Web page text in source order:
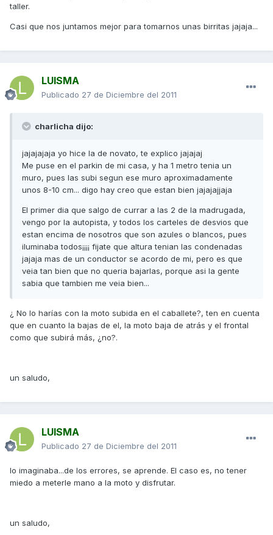
taller.
Casi que nos juntamos mejor para tomarnos unas birritas jajaja...
LUISMA
Publicado 27 de Diciembre del 2011
charlicha dijo:
jajajajaja yo hice la de novato, te explico jajajaj
Me puse en el parkin de mi casa, y ha 1 metro tenia un
muro, pues las subi segun ese muro aproximadamente
unos 8-10 cm... digo hay creo que estan bien jajajajjaja
El primer dia que salgo de currar a las 2 de la madrugada,
vengo por la autopista, y todos los carteles de desvios que
estan encima de nosotros que son azules o blancos, pues
iluminaba todos¡¡¡¡ fijate que altura tenian las condenadas
jajaja mas de un conductor se acordo de mi, pero es que
veia tan bien que no queria bajarlas, porque asi la gente
sabia que tambien me veia bien...
¿ No lo harías con la moto subida en el caballete?, ten en cuenta
que en cuanto la bajas de el, la moto baja de atrás y el frontal
como que subirá más, ¿no?.
un saludo,
LUISMA
Publicado 27 de Diciembre del 2011
lo imaginaba...de los errores, se aprende. El caso es, no tener
miedo a meterle mano a la moto y disfrutar.
un saludo,